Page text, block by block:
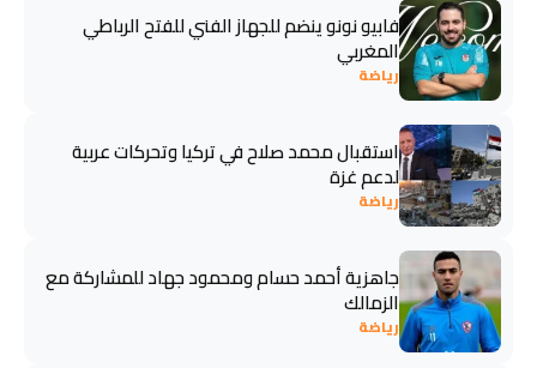
فابيو نونو ينضم للجهاز الفني للفتح الرباطي
المغربي
رياضة
استقبال محمد صلاح في تركيا وتحركات عربية
لدعم غزة
رياضة
جاهزية أحمد حسام ومحمود جهاد للمشاركة مع
الزمالك
رياضة